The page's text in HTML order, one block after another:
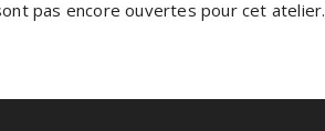
pas encore ouvertes pour cet atelier.